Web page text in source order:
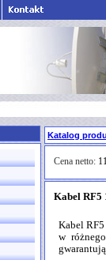
Katalog
Cena netto:
Kabel RF5
Kabel
w